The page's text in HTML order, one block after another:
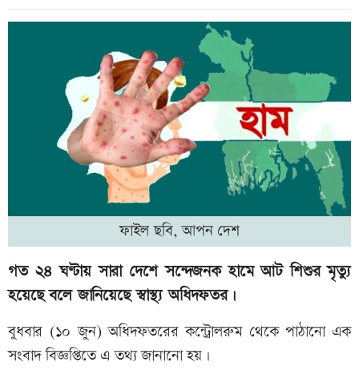
ফাইল ছবি, আপন দেশ
গত ২৪ ঘণ্টায় সারা দেশে সন্দেজনক হামে আট শিশুর মৃত্যু
হয়েছে বলে জানিয়েছে স্বাস্থ্য অধিদফতর।
বুধবার (১০ জুন) অধিদফতরের কন্ট্রোলরুম থেকে পাঠানো এক
সংবাদ বিজ্ঞপ্তিতে এ তথ্য জানানো হয়।